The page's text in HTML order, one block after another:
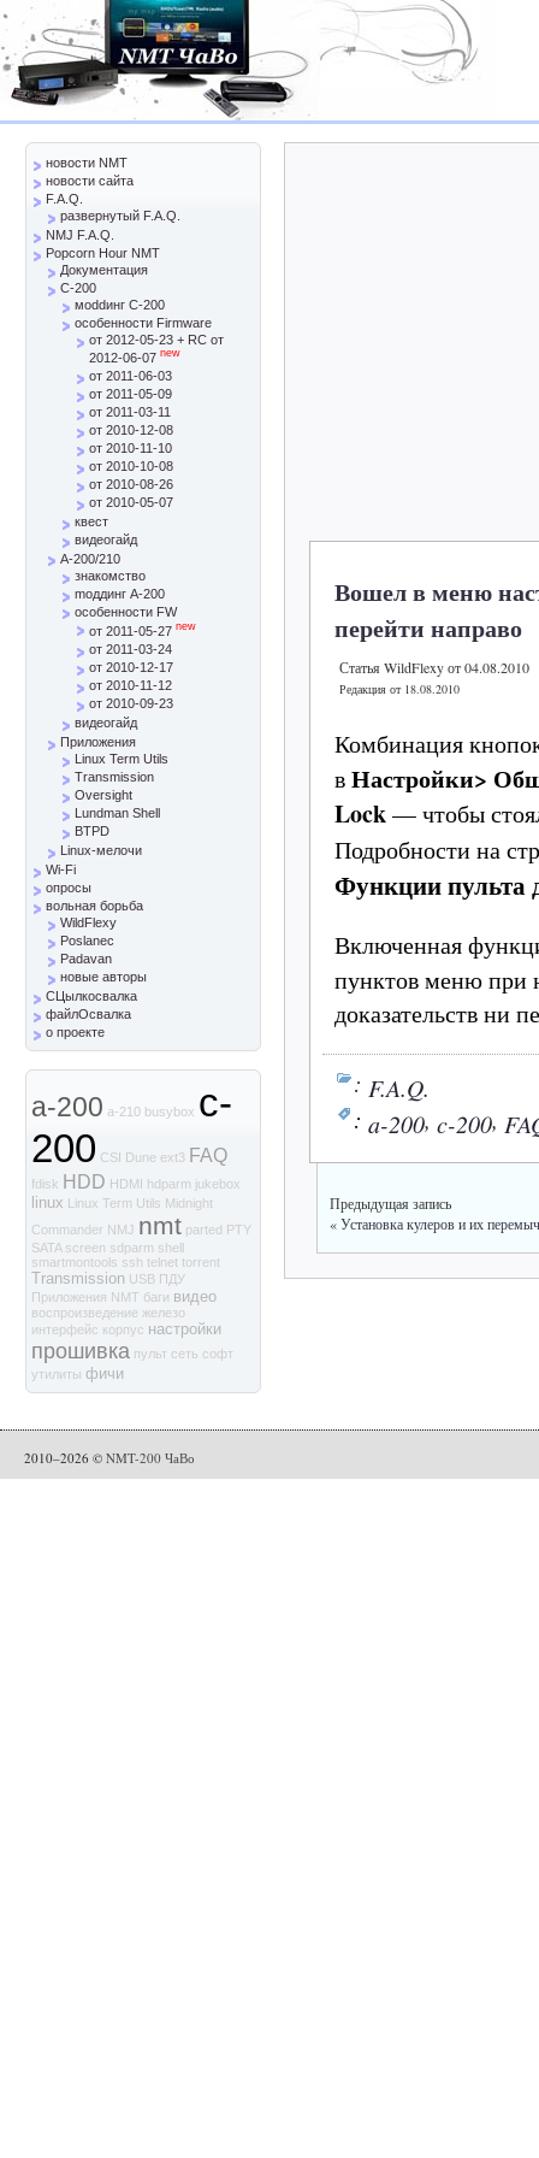
Вошел в меню
перейти направо
Статья WildFlexy от 04.08.2010
Редакция от 18.08.2010
Комбинация
вНастройки>
Lock— чтобы
Подробности на
Функции пульта
Включенная
пунктов меню при
доказательств ни
: F.A.Q.
: a-200, c-200,
Предыдущая запись
«Установка кулеров и их
новости NMT
новости сайта
F.A.Q.
развернутый F.A.Q.
NMJ F.A.Q.
Popcorn Hour NMT
Документация
C-200
моddинг C-200
особенности Firmware
от 2012-05-23 + RC от
2012-06-07 new
от 2011-06-03
от 2011-05-09
от 2011-03-11
от 2010-12-08
от 2010-11-10
от 2010-10-08
от 2010-08-26
от 2010-05-07
квест
видеогайд
A-200/210
знакомство
mоддинг A-200
особенности FW
от 2011-05-27 new
от 2011-03-24
от 2010-12-17
от 2010-11-12
от 2010-09-23
видеогайд
Приложения
Linux Term Utils
Transmission
Oversight
Lundman Shell
BTPD
Linux-мелочи
Wi-Fi
опросы
вольная борьба
WildFlexy
Poslanec
Padavan
новые авторы
СЦылкосвалка
файлОсвалка
о проекте
a-200 a-210 busybox c-
200 CSI Dune ext3 FAQ
fdisk HDD HDMI hdparm jukebox
linux Linux Term Utils Midnight
Commander NMJ nmt parted PTY
SATA screen sdparm shell
smartmontools ssh telnet torrent
Transmission USB ПДУ
Приложения NMT баги видео
воспроизведение железо
интерфейс корпус настройки
прошивка пульт сеть софт
утилиты фичи
2010–2026 © NMT-200 ЧаВо